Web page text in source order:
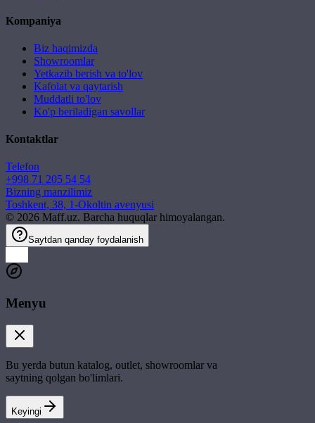
Kompaniya
Biz haqimizda
Showroomlar
Yetkazib berish va to'lov
Kafolat va qaytarish
Muddatli to'lov
Ko'p beriladigan savollar
Kontaktlar
Telefon
+998 71 205 54 54
Bizning manzilimiz
Toshkent, 38, 1-Okoltin avenyusi
© 2026 Maff.uz. Barcha huquqlar himoyalangan.
Saytdan qanday foydalanish
Menyu
Bu yerda butun katalog, outlet, showroomlar va
saytning qolgan bo'limlari.
Keyingi